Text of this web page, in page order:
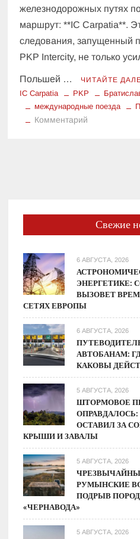
железнодорожных путях
маршрут: **IC Carpatia**.
следования, запущенный
PKP Intercity, не только
Польшей … ЧИТАЙТЕ
IC Carpatia PKP
международные поезда
Комментарий
IC
Carpatia
Европу
с
Польшей
Свежие
6 АВГУСТА, 2026
ЭНЕРГЕТИКЕ:
ВЫЗОВЕТ
СЕТЯХ ЕВРОПЫ
6 АВГУСТА, 2026
АВТОБАНАМ:
КАКОВЫ
5 АВГУСТА, 2026
ШТОРМОВОЕ
ОСТАВИЛ ЗА
КРЫШИ И ЗАВАЛЫ
5 АВГУСТА, 2026
РУМЫНСКИЕ
ПОДРЫВ
«ЧЕРНАВОДА»
5 АВГУСТА, 2026